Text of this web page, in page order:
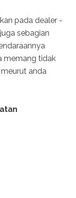
pada dealer -
sebagian
memang tidak
anda